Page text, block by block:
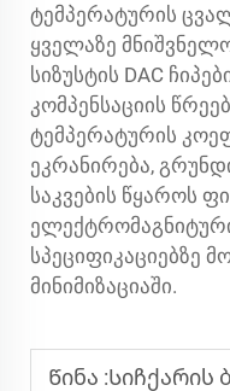
ტემპერატურის
ყველაზე
სიზუსტის DAC
კომპენსაციის
ტემპერატურის
ეკრანირება,
საკვების წყაროს
სპეციფიკაციებზე
მინიმიზაციაში.
Წინა :Სიჩქარის ბარიერების დაძლევა: